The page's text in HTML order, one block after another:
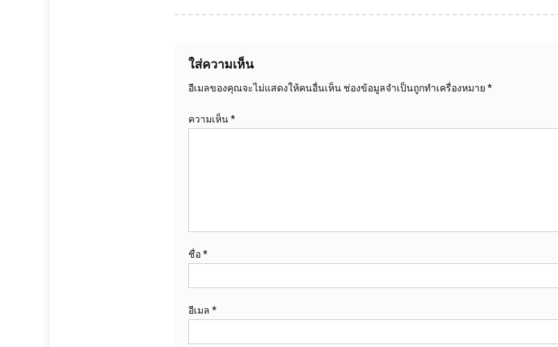
ใส่ความเห็น
อีเมลของคุณจะไม่แสดงให้คนอื่นเห็น ช่องข้อมูลจำเป็นถูกทำเครื่องหมาย *
ความเห็น*
ชื่อ*
อีเมล *